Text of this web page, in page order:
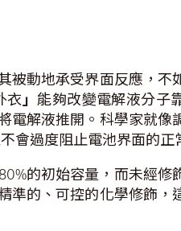
被動地承受界面反應，不
衣 」能夠改變電解液分子
電解液推開。科學家就像
會過度阻止電池界面的正
的初始容量，而未經修
準的、可控的化學修飾，